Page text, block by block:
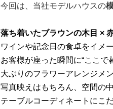
今回は、当社モデルハウスの
落ち着いたブラウンの木目 ×
ワインや記念日の食卓をイメ
お客様が座った瞬間に“ここで
大ぶりのフラワーアレンジメ
写真映えはもちろん、空間の
テーブルコーディネートにこ